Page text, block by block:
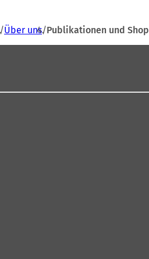
Über uns Publikationen und Shop